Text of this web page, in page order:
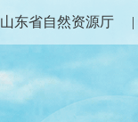
山东省自然资源厅